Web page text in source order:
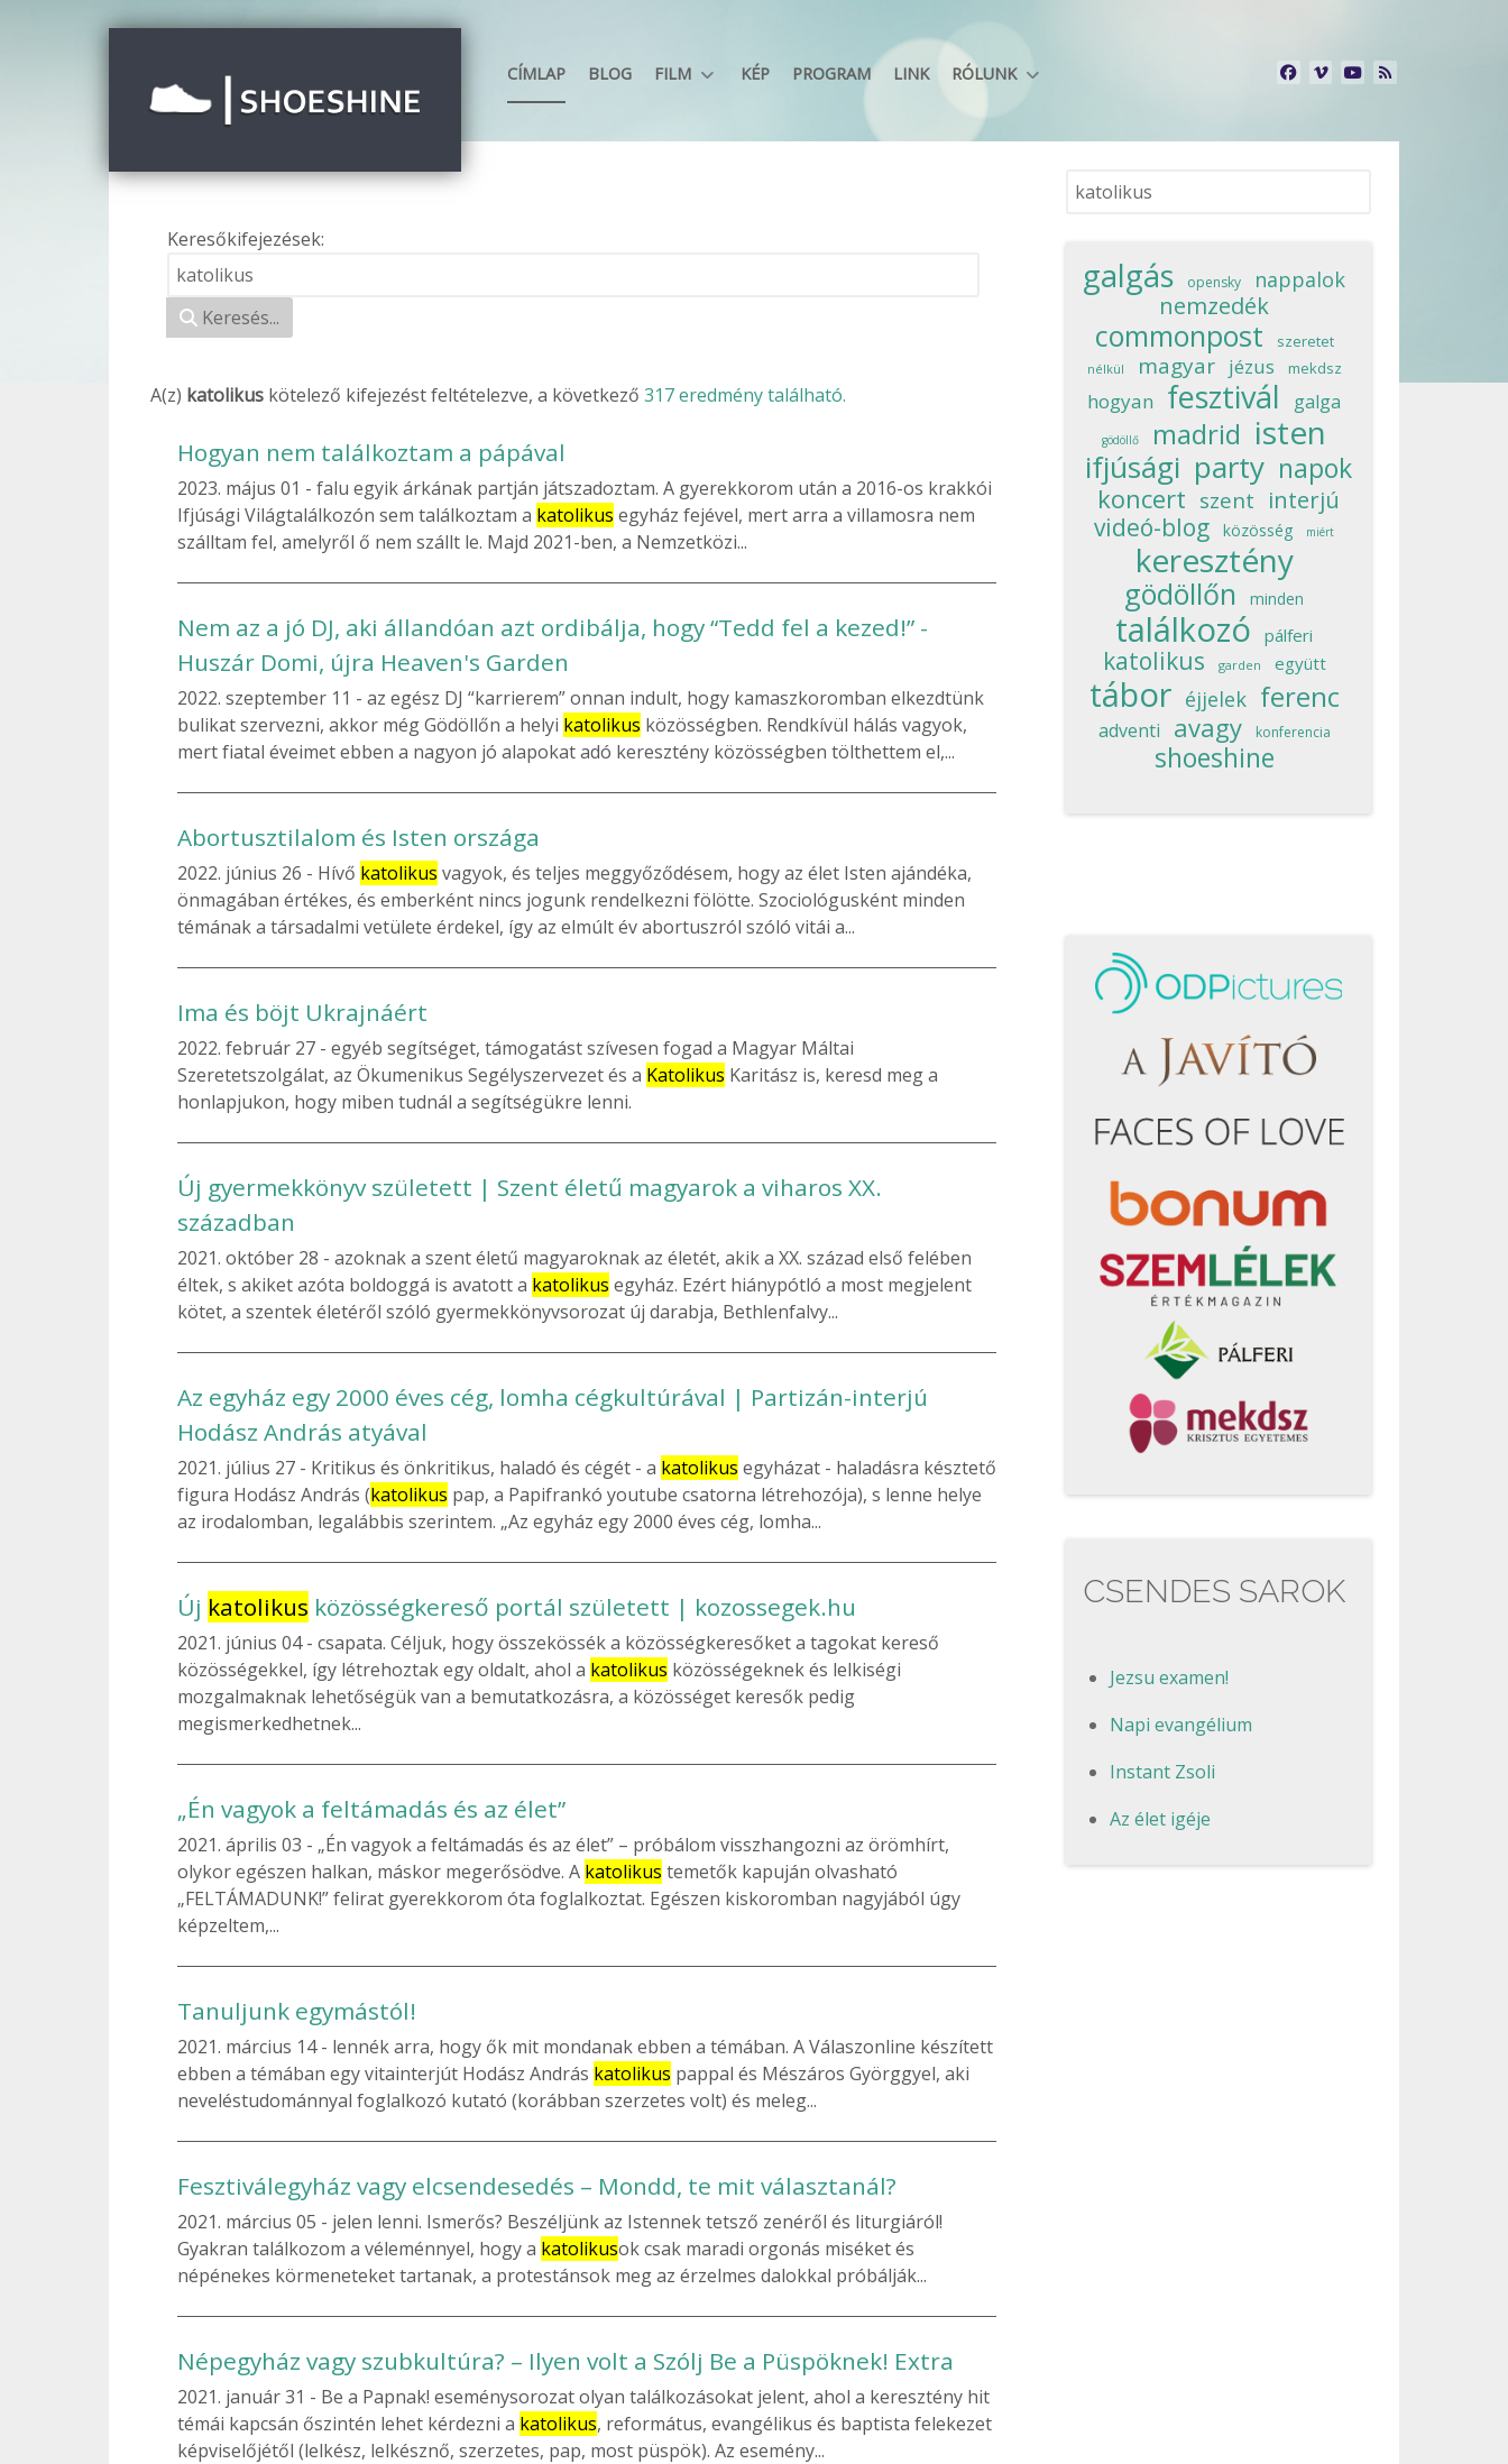
CÍMLAP BLOG FILM KÉP PROGRAM LINK RÓLUNK
Keresési űrlap
Keresőkifejezések:
Keresés...
A(z) katolikus kötelező kifejezést feltételezve, a következő 317 eredmény található.
Hogyan nem találkoztam a pápával
2023. május 01
falu egyik árkának partján játszadoztam. A gyerekkorom után a 2016-os krakkói
Ifjúsági Világtalálkozón sem találkoztam a katolikus egyház fejével, mert arra a villamosra nem
szálltam fel, amelyről ő nem szállt le. Majd 2021-ben, a Nemzetközi...
Nem az a jó DJ, aki állandóan azt ordibálja, hogy “Tedd fel a kezed!” -
Huszár Domi, újra Heaven's Garden
2022. szeptember 11
az egész DJ “karrierem” onnan indult, hogy kamaszkoromban elkezdtünk
bulikat szervezni, akkor még Gödöllőn a helyi katolikus közösségben. Rendkívül hálás vagyok,
mert fiatal éveimet ebben a nagyon jó alapokat adó keresztény közösségben tölthettem el,...
Abortusztilalom és Isten országa
2022. június 26 Hívő katolikus vagyok, és teljes meggyőződésem, hogy az élet Isten ajándéka,
önmagában értékes, és emberként nincs jogunk rendelkezni fölötte. Szociológusként minden
témának a társadalmi vetülete érdekel, így az elmúlt év abortuszról szóló vitái a...
Ima és böjt Ukrajnáért
2022. február 27
egyéb segítséget, támogatást szívesen fogad a Magyar Máltai
Szeretetszolgálat, az Ökumenikus Segélyszervezet és a Katolikus Karitász is, keresd meg a
honlapjukon, hogy miben tudnál a segítségükre lenni.
Új gyermekkönyv született | Szent életű magyarok a viharos XX.
században
2021. október 28
azoknak a szent életű magyaroknak az életét, akik a XX. század első felében
éltek, s akiket azóta boldoggá is avatott a katolikus egyház. Ezért hiánypótló a most megjelent
kötet, a szentek életéről szóló gyermekkönyvsorozat új darabja, Bethlenfalvy...
Az egyház egy 2000 éves cég, lomha cégkultúrával | Partizán-interjú
Hodász András atyával
2021. július 27 Kritikus és önkritikus, haladó és cégét - a katolikus egyházat - haladásra késztető
figura Hodász András (katolikus pap, a Papifrankó youtube csatorna létrehozója), s lenne helye
az irodalomban, legalábbis szerintem. „Az egyház egy 2000 éves cég, lomha...
Új katolikus közösségkereső portál született | kozossegek.hu
2021. június 04 csapata. Céljuk, hogy összekössék a közösségkeresőket a tagokat kereső
közösségekkel, így létrehoztak egy oldalt, ahol a katolikus közösségeknek és lelkiségi
mozgalmaknak lehetőségük van a bemutatkozásra, a közösséget keresők pedig
megismerkedhetnek...
„Én vagyok a feltámadás és az élet”
2021. április 03
„Én vagyok a feltámadás és az élet” – próbálom visszhangozni az örömhírt,
olykor egészen halkan, máskor megerősödve. A katolikus temetők kapuján olvasható
„FELTÁMADUNK!” felirat gyerekkorom óta foglalkoztat. Egészen kiskoromban nagyjából úgy
képzeltem,...
Tanuljunk egymástól!
2021. március 14
lennék arra, hogy ők mit mondanak ebben a témában. A Válaszonline készített
ebben a témában egy vitainterjút Hodász András katolikus pappal és Mészáros Györggyel, aki
neveléstudománnyal foglalkozó kutató (korábban szerzetes volt) és meleg...
Fesztiválegyház vagy elcsendesedés – Mondd, te mit választanál?
2021. március 05
jelen lenni. Ismerős? Beszéljünk az Istennek tetsző zenéről és liturgiáról!
Gyakran találkozom a véleménnyel, hogy a katolikusok csak maradi orgonás miséket és
népénekes körmeneteket tartanak, a protestánsok meg az érzelmes dalokkal próbálják...
Népegyház vagy szubkultúra? – Ilyen volt a Szólj Be a Püspöknek! Extra
2021. január 31
Be a Papnak! eseménysorozat olyan találkozásokat jelent, ahol a keresztény hit
témái kapcsán őszintén lehet kérdezni a katolikus, református, evangélikus és baptista felekezet
képviselőjétől (lelkész, lelkésznő, szerzetes, pap, most püspök). Az esemény...
Keresés...
galgás opensky nappalok
nemzedék
commonpost szeretet
nélkül magyar jézus mekdsz
hogyan fesztivál galga
gödöllő madrid isten
ifjúsági party napok
koncert szent interjú
videó-blog közösség miért
keresztény
gödöllőn minden
találkozó pálferi
katolikus garden együtt
tábor éjjelek ferenc
adventi avagy konferencia
shoeshine
CSENDES SAROK
Jezsu examen!
Napi evangélium
Instant Zsoli
Az élet igéje